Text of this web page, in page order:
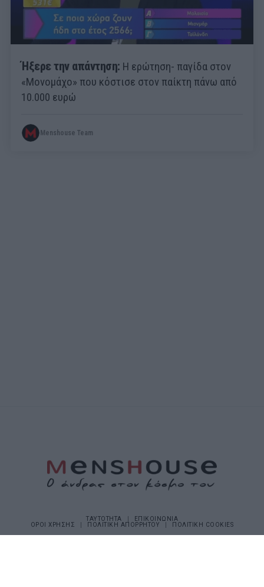
Ήξερε την απάντηση: Η ερώτηση- παγίδα στον
«Μονομάχο» που κόστισε στον παίκτη πάνω από
10.000 ευρώ
Menshouse Team
ΤΑΥΤΟΤΗΤΑ
ΕΠΙΚΟΙΝΩΝΙΑ
ΟΡΟΙ ΧΡΗΣΗΣ
ΠΟΛΙΤΙΚΗ ΑΠΟΡΡΗΤΟΥ ΠΟΛΙΤΙΚΗ COOKIES